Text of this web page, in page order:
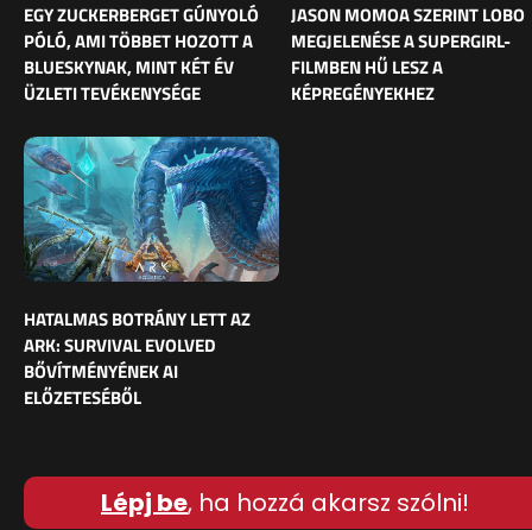
EGY ZUCKERBERGET GÚNYOLÓ
PÓLÓ, AMI TÖBBET HOZOTT A
BLUESKYNAK, MINT KÉT ÉV
ÜZLETI TEVÉKENYSÉGE
JASON MOMOA SZERINT LOBO
MEGJELENÉSE A SUPERGIRL-
FILMBEN HŰ LESZ A
KÉPREGÉNYEKHEZ
HATALMAS BOTRÁNY LETT AZ
ARK: SURVIVAL EVOLVED
BŐVÍTMÉNYÉNEK AI
ELŐZETESÉBŐL
Lépj be, ha hozzá akarsz szólni!